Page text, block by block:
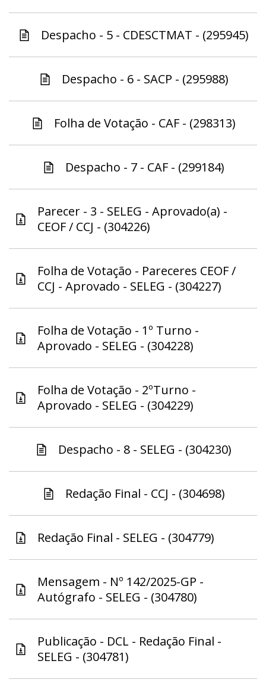
Despacho - 5 - CDESCTMAT - (295945)
Despacho - 6 - SACP - (295988)
Folha de Votação - CAF - (298313)
Despacho - 7 - CAF - (299184)
Parecer - 3 - SELEG - Aprovado(a) -
CEOF / CCJ - (304226)
Folha de Votação - Pareceres CEOF /
CCJ - Aprovado - SELEG - (304227)
Folha de Votação - 1º Turno -
Aprovado - SELEG - (304228)
Folha de Votação - 2ºTurno -
Aprovado - SELEG - (304229)
Despacho - 8 - SELEG - (304230)
Redação Final - CCJ - (304698)
Redação Final - SELEG - (304779)
Mensagem - Nº 142/2025-GP -
Autógrafo - SELEG - (304780)
Publicação - DCL - Redação Final -
SELEG - (304781)